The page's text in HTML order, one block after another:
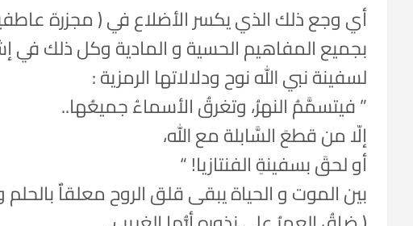
أي وجع ذلك الذي يكسر الأضلاع في ( مجزرة
بجميع المفاهيم الحسية و المادية وكل ذلك في
لسفينة نبي الله نوح ودلالاتها الرمزية :
” فيتسمَّمُ النهرُ، وتغرقُ الأسماءُ جميعُها..
إلّا من قطعَ السَّابلة مع الله،
أو لحقَ بسفينةِ الفنتازيا! “
بين الموت و الحياة يبقى قلق الروح معلقاٌ